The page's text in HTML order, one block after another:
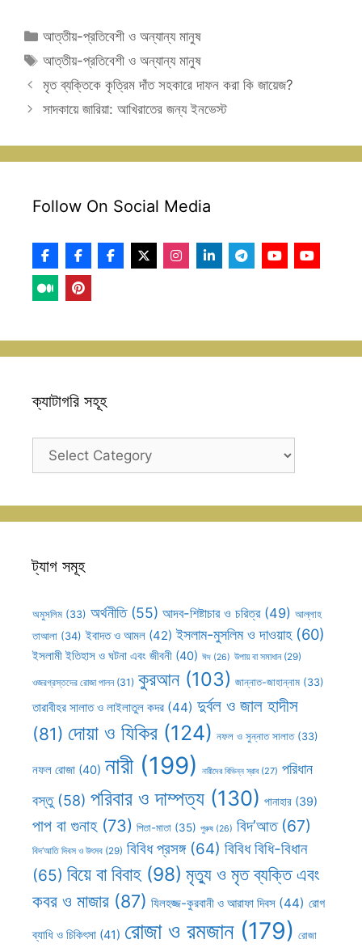
Categories
আত্তীয়-প্রতিবেশী ও অন্যান্য মানুষ
Tags
আত্তীয়-প্রতিবেশী ও অন্যান্য মানুষ
মৃত ব্যক্তিকে কৃত্রিম দাঁত সহকারে দাফন করা কি জায়েজ?
সাদকায়ে জারিয়া: আখিরাতের জন্য ইনভেস্ট
Follow On Social Media
ক্যাটাগরি সহূহ
ক্যাটাগরি
ট্যাগ সমূহ
অমুসলিম (33) অর্থনীতি(55) আদব-শিষ্টাচার ও চরিত্র(49) আল্লাহ
তাআলা (34) ইবাদত ও আমল (42) ইসলাম-মুসলিম ও দাওয়াহ(60)
ইসলামী ইতিহাস ও ঘটনা এবং জীবনী (40) ঈদ (26) উপায় বা সমাধান(29)
ওজরগ্রস্তদের রোজা পালন(31) কুরআন(103) জান্নাত-জাহান্নাম (33)
তারাবীহর সালাত ও লাইলাতুল কদর (44) দুর্বল ও জাল হাদীস
(81) দোয়া ও যিকির (124) নফল ও সুন্নাত সালাত(33)
নফল রোজা (40) নারী(199) নারীদের বিভিন্ন স্রাব(27) পরিধান
বস্তু(58) পরিবার ও দাম্পত্য (130) পানাহার (39)
পাপ বা গুনাহ(73) পিতা-মাতা (35) পুরুষ (26) বিদ’আত(67)
বিদ’আতি দিবস ও উৎসব (29) বিবিধ প্রসঙ্গ(64) বিবিধ বিধি-বিধান
(65) বিয়ে বা বিবাহ (98) মৃত্যু ও মৃত ব্যক্তি এবং
কবর ও মাজার (87) যিলহজ্জ-কুরবানী ও আরাফা দিবস (44) রোগ
ব্যাধি ও চিকিৎসা (41) রোজা ও রমজান(179) রোজা